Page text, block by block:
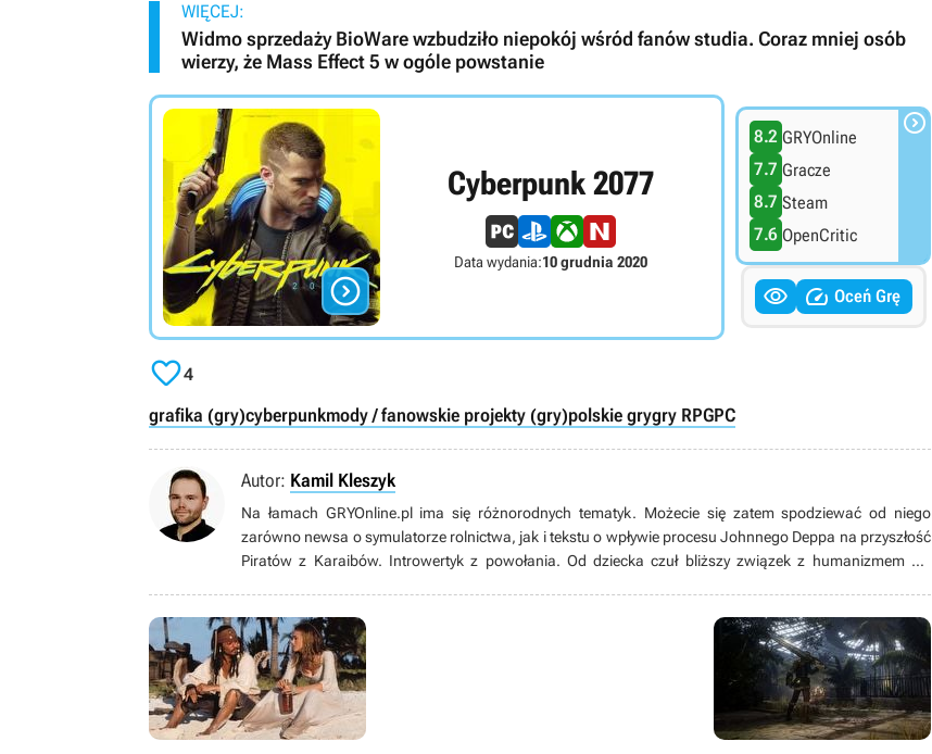
WIĘCEJ:
Widmo sprzedaży BioWare wzbudziło niepokój wśród fanów studia. Coraz mniej osób
wierzy, że Mass Effect 5 w ogóle powstanie

Cyberpunk 2077
Data wydania:10 grudnia 2020
8.2 GRYOnline
7.7 Gracze
8.7 Steam
7.6 OpenCritic

  Oceń Grę
4
grafika (gry)cyberpunkmody / fanowskie projekty (gry)polskie grygry RPGPC
Autor: Kamil Kleszyk
Na łamach GRYOnline.pl ima się różnorodnych tematyk. Możecie się zatem spodziewać od niego
zarówno newsa o symulatorze rolnictwa, jak i tekstu o wpływie procesu Johnnego Deppa na przyszłość
Piratów z Karaibów. Introwertyk z powołania. Od dziecka czuł bliższy związek z humanizmem niż
którym jest dzisiaj.